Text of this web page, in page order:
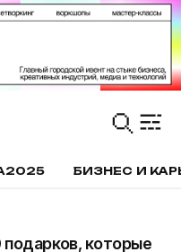
БИЗНЕС И
подарков, которые